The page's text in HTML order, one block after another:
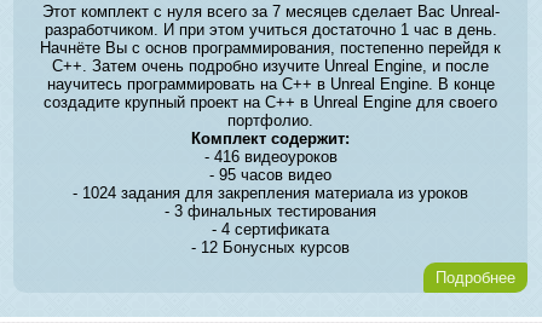
Этот комплект с нуля всего за 7 месяцев сделает Вас Unreal-
разработчиком. И при этом учиться достаточно 1 час в день.
Начнёте Вы с основ программирования, постепенно перейдя к
C++. Затем очень подробно изучите Unreal Engine, и после
научитесь программировать на C++ в Unreal Engine. В конце
создадите крупный проект на C++ в Unreal Engine для своего
портфолио.
Комплект содержит:
- 416 видеоуроков
- 95 часов видео
- 1024 задания для закрепления материала из уроков
- 3 финальных тестирования
- 4 сертификата
- 12 Бонусных курсов
Подробнее